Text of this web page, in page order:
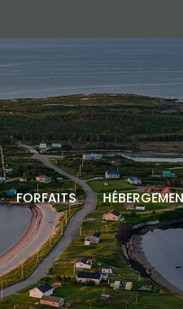
FORFAITS